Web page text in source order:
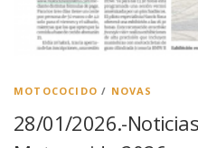
MOTOCOCIDO / NOVAS
28/01/2026.-